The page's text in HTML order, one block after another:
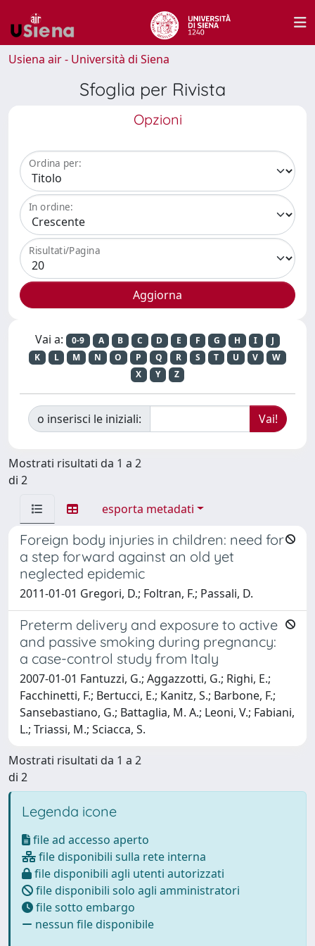
Usiena air - Università di Siena
Sfoglia per Rivista
Opzioni
Ordina per:
In ordine:
Risultati/Pagina
Vai a: 0-9 A B C D E F G H I
J
K
L M N O P Q R S T U V
W
X
Y Z
o inserisci le iniziali:
Mostrati risultati da 1 a 2
di 2
esporta metadati
Foreign body injuries in children: need for
a step forward against an old yet
neglected epidemic
2011-01-01 Gregori, D.; Foltran, F.; Passali, D.
Preterm delivery and exposure to active
and passive smoking during pregnancy:
a case-control study from Italy
2007-01-01 Fantuzzi, G.; Aggazzotti, G.; Righi, E.;
Facchinetti, F.; Bertucci, E.; Kanitz, S.; Barbone, F.;
Sansebastiano, G.; Battaglia, M. A.; Leoni, V.; Fabiani,
L.; Triassi, M.; Sciacca, S.
Mostrati risultati da 1 a 2
di 2
Legenda icone
file ad accesso aperto
file disponibili sulla rete interna
file disponibili agli utenti autorizzati
file disponibili solo agli amministratori
file sotto embargo
nessun file disponibile